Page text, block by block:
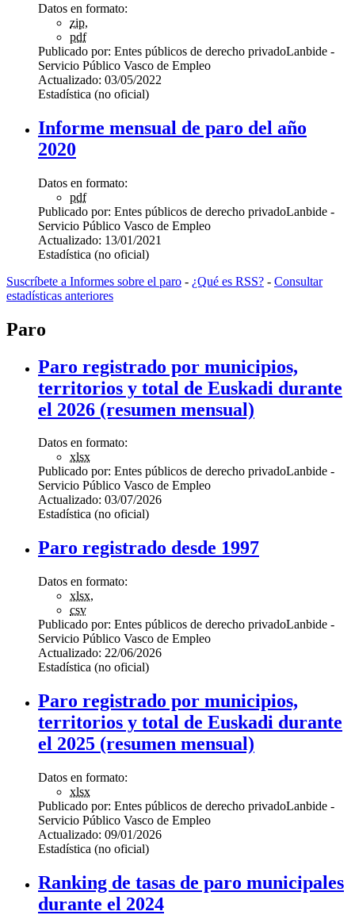
Datos en formato:
zip,
pdf
Publicado por: Entes públicos de derecho privadoLanbide -
Servicio Público Vasco de Empleo
Actualizado: 03/05/2022
Estadística (no oficial)
Informe mensual de paro del año
2020
Datos en formato:
pdf
Publicado por: Entes públicos de derecho privadoLanbide -
Servicio Público Vasco de Empleo
Actualizado: 13/01/2021
Estadística (no oficial)
Suscríbete a Informes sobre el paro - ¿Qué es RSS? - Consultar
estadísticas anteriores
Paro
Paro registrado por municipios,
territorios y total de Euskadi durante
el 2026 (resumen mensual)
Datos en formato:
xlsx
Publicado por: Entes públicos de derecho privadoLanbide -
Servicio Público Vasco de Empleo
Actualizado: 03/07/2026
Estadística (no oficial)
Paro registrado desde 1997
Datos en formato:
xlsx,
csv
Publicado por: Entes públicos de derecho privadoLanbide -
Servicio Público Vasco de Empleo
Actualizado: 22/06/2026
Estadística (no oficial)
Paro registrado por municipios,
territorios y total de Euskadi durante
el 2025 (resumen mensual)
Datos en formato:
xlsx
Publicado por: Entes públicos de derecho privadoLanbide -
Servicio Público Vasco de Empleo
Actualizado: 09/01/2026
Estadística (no oficial)
Ranking de tasas de paro municipales
durante el 2024